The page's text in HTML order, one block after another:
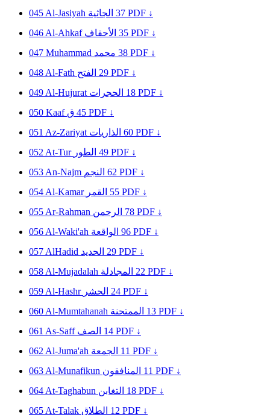
045 Al-Jasiyah الجاثية 37 PDF ↓
046 Al-Ahkaf الأحقاف 35 PDF ↓
047 Muhammad محمد 38 PDF ↓
048 Al-Fath الفتح 29 PDF ↓
049 Al-Hujurat الحجرات 18 PDF ↓
050 Kaaf ق 45 PDF ↓
051 Az-Zariyat الذاريات 60 PDF ↓
052 At-Tur الطور 49 PDF ↓
053 An-Najm النجم 62 PDF ↓
054 Al-Kamar القمر 55 PDF ↓
055 Ar-Rahman الرحمن 78 PDF ↓
056 Al-Waki'ah الواقعة 96 PDF ↓
057 AlHadid الحديد 29 PDF ↓
058 Al-Mujadalah المجادلة 22 PDF ↓
059 Al-Hashr الحشر 24 PDF ↓
060 Al-Mumtahanah الممتحنة 13 PDF ↓
061 As-Saff الصف 14 PDF ↓
062 Al-Juma'ah الجمعة 11 PDF ↓
063 Al-Munafikun المنافقون 11 PDF ↓
064 At-Taghabun التغابن 18 PDF ↓
065 At-Talak الطلاق 12 PDF ↓